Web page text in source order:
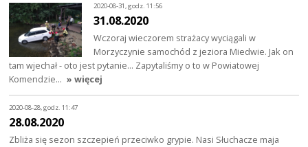
2020-08-31, godz. 11:56
31.08.2020
Wczoraj wieczorem strażacy wyciągali w
Morzyczynie samochód z jeziora Miedwie. Jak on
tam wjechał - oto jest pytanie... Zapytaliśmy o to w Powiatowej
Komendzie… » więcej
2020-08-28, godz. 11:47
28.08.2020
Zbliża się sezon szczepień przeciwko grypie. Nasi Słuchacze maja